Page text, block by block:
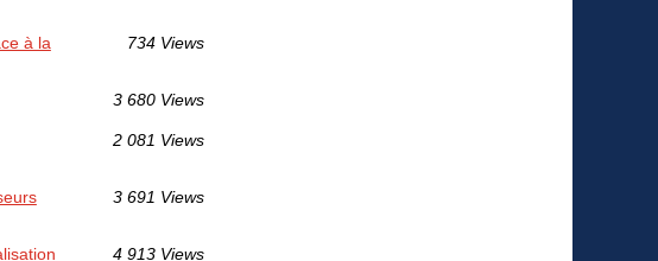
à la
734 Views
3 680 Views
2 081 Views
3 691 Views
4 913 Views